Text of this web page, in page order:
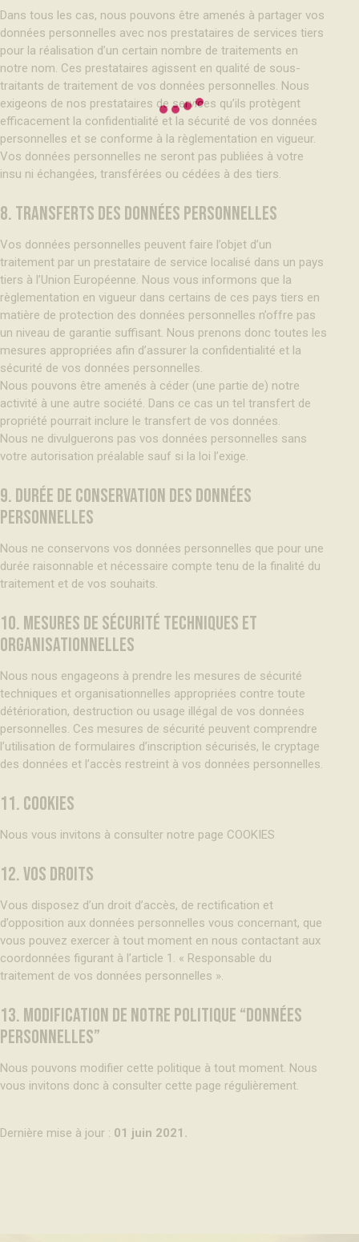
Dans tous les cas, nous pouvons être amenés à partager vos
données personnelles avec nos prestataires de services tiers
pour la réalisation d’un certain nombre de traitements en
notre nom. Ces prestataires agissent en qualité de sous-
traitants de traitement de vos données personnelles. Nous
exigeons de nos prestataires de services qu’ils protègent
efficacement la confidentialité et la sécurité de vos données
personnelles et se conforme à la règlementation en vigueur.
Vos données personnelles ne seront pas publiées à votre
insu ni échangées, transférées ou cédées à des tiers.
8. TRANSFERTS DES DONNÉES PERSONNELLES
Vos données personnelles peuvent faire l’objet d’un
traitement par un prestataire de service localisé dans un pays
tiers à l’Union Européenne. Nous vous informons que la
règlementation en vigueur dans certains de ces pays tiers en
matière de protection des données personnelles n’offre pas
un niveau de garantie suffisant. Nous prenons donc toutes les
mesures appropriées afin d’assurer la confidentialité et la
sécurité de vos données personnelles.
Nous pouvons être amenés à céder (une partie de) notre
activité à une autre société. Dans ce cas un tel transfert de
propriété pourrait inclure le transfert de vos données.
Nous ne divulguerons pas vos données personnelles sans
votre autorisation préalable sauf si la loi l’exige.
9. DURÉE DE CONSERVATION DES DONNÉES
PERSONNELLES
Nous ne conservons vos données personnelles que pour une
durée raisonnable et nécessaire compte tenu de la finalité du
traitement et de vos souhaits.
10. MESURES DE SÉCURITÉ TECHNIQUES ET
ORGANISATIONNELLES
Nous nous engageons à prendre les mesures de sécurité
techniques et organisationnelles appropriées contre toute
détérioration, destruction ou usage illégal de vos données
personnelles. Ces mesures de sécurité peuvent comprendre
l’utilisation de formulaires d’inscription sécurisés, le cryptage
des données et l’accès restreint à vos données personnelles.
11. COOKIES
Nous vous invitons à consulter notre page COOKIES
12. VOS DROITS
Vous disposez d’un droit d’accès, de rectification et
d’opposition aux données personnelles vous concernant, que
vous pouvez exercer à tout moment en nous contactant aux
coordonnées figurant à l’article 1. « Responsable du
traitement de vos données personnelles ».
13. MODIFICATION DE NOTRE POLITIQUE “DONNÉES
PERSONNELLES”
Nous pouvons modifier cette politique à tout moment. Nous
vous invitons donc à consulter cette page régulièrement.
Dernière mise à jour : 01 juin 2021.